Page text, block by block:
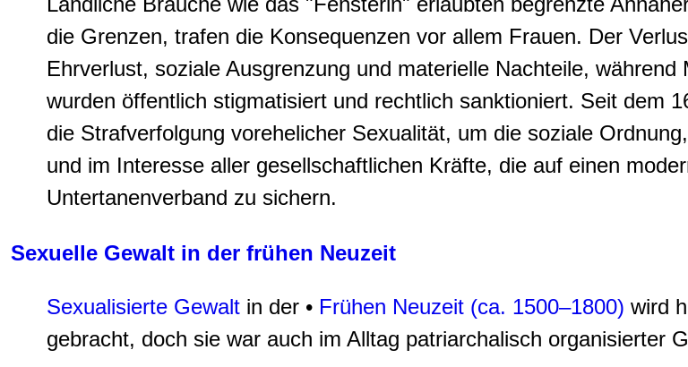
die Grenzen, trafen die Konsequenzen vor allem Frauen. Der
Ehrverlust, soziale Ausgrenzung und materielle Nachteile,
wurden öffentlich stigmatisiert und rechtlich sanktioniert. Seit dem
die Strafverfolgung vorehelicher Sexualität, um die soziale
und im Interesse aller gesellschaftlichen Kräfte, die auf einen
Untertanenverband zu sichern.
Sexuelle Gewalt in der frühen Neuzeit
Sexualisierte Gewalt in der • Frühen Neuzeit (ca. 1500–1800) wird
gebracht, doch sie war auch im Alltag patriarchalisch organisierter